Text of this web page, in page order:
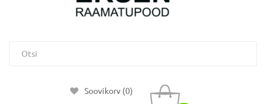
Soovikorv (0)